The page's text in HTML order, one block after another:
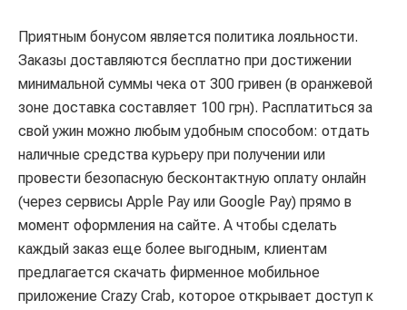
Приятным бонусом является политика лояльности.
Заказы доставляются бесплатно при достижении
минимальной суммы чека от 300 гривен (в оранжевой
зоне доставка составляет 100 грн). Расплатиться за
свой ужин можно любым удобным способом: отдать
наличные средства курьеру при получении или
провести безопасную бесконтактную оплату онлайн
(через сервисы Apple Pay или Google Pay) прямо в
момент оформления на сайте. А чтобы сделать
каждый заказ еще более выгодным, клиентам
предлагается скачать фирменное мобильное
приложение Crazy Crab, которое открывает доступ к